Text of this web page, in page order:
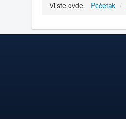
Vi ste ovde: Početak /